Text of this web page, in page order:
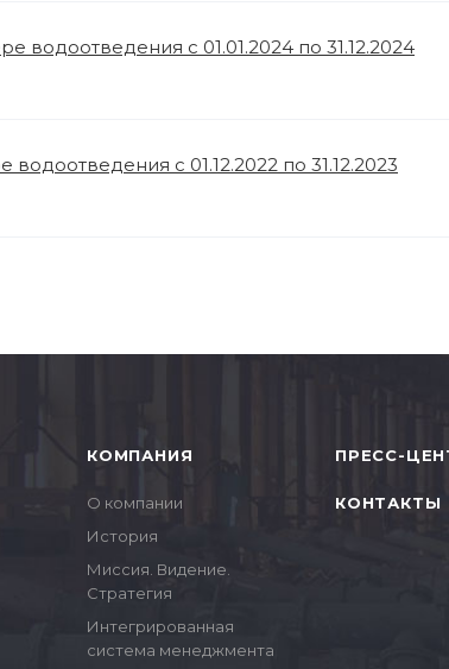
с 01.01.2024 по 31.12.2024
с 01.12.2022 по 31.12.2023
КОМПАНИЯ
О компании
История
Миссия. Видение.
Стратегия
Интегрированная
система менеджмента
ПРЕСС-
КОНТАКТЫ